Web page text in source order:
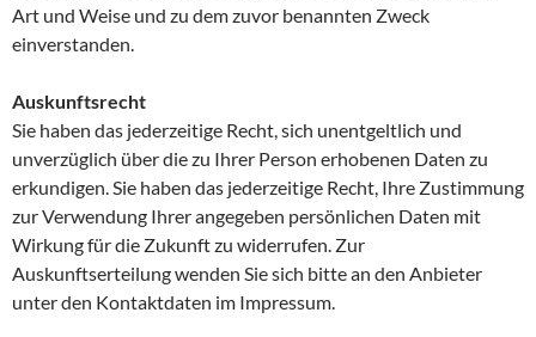
Art und Weise und zu dem zuvor benannten Zweck
einverstanden.
Auskunftsrecht
Sie haben das jederzeitige Recht, sich unentgeltlich und
unverzüglich über die zu Ihrer Person erhobenen Daten zu
erkundigen. Sie haben das jederzeitige Recht, Ihre Zustimmung
zur Verwendung Ihrer angegeben persönlichen Daten mit
Wirkung für die Zukunft zu widerrufen. Zur
Auskunftserteilung wenden Sie sich bitte an den Anbieter
unter den Kontaktdaten im Impressum.